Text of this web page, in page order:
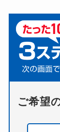
ご希望